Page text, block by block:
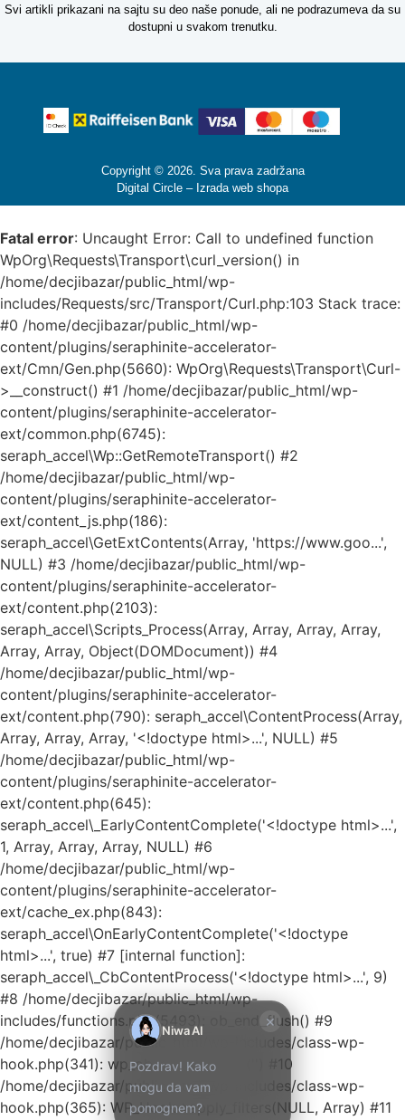
Svi artikli prikazani na sajtu su deo naše ponude, ali ne podrazumeva da su
dostupni u svakom trenutku.
Copyright © 2026. Sva prava zadržana
Digital Circle – Izrada web shopa
Kako mogu da
pomognem?
Zdravo! Ja sam
Niwa Ai
Asistent. Pitajte
me šta god o
ovom sajtu ili
mogu da
pomognem.
Fatal error: Uncaught Error: Call to undefined function
WpOrg\Requests\Transport\curl_version() in
/home/decjibazar/public_html/wp-
includes/Requests/src/Transport/Curl.php:103 Stack trace:
#0 /home/decjibazar/public_html/wp-
content/plugins/seraphinite-accelerator-
ext/Cmn/Gen.php(5660): WpOrg\Requests\Transport\Curl-
>__construct() #1 /home/decjibazar/public_html/wp-
content/plugins/seraphinite-accelerator-
ext/common.php(6745):
seraph_accel\Wp::GetRemoteTransport() #2
/home/decjibazar/public_html/wp-
content/plugins/seraphinite-accelerator-
ext/content_js.php(186):
seraph_accel\GetExtContents(Array, 'https://www.goo...',
NULL) #3 /home/decjibazar/public_html/wp-
content/plugins/seraphinite-accelerator-
ext/content.php(2103):
seraph_accel\Scripts_Process(Array, Array, Array, Array,
Array, Array, Object(DOMDocument)) #4
/home/decjibazar/public_html/wp-
content/plugins/seraphinite-accelerator-
ext/content.php(790): seraph_accel\ContentProcess(Array,
Array, Array, Array, '<!doctype html>...', NULL) #5
/home/decjibazar/public_html/wp-
content/plugins/seraphinite-accelerator-
ext/content.php(645):
seraph_accel\_EarlyContentComplete('<!doctype html>...',
1, Array, Array, Array, NULL) #6
/home/decjibazar/public_html/wp-
content/plugins/seraphinite-accelerator-
ext/cache_ex.php(843):
seraph_accel\OnEarlyContentComplete('<!doctype
html>...', true) #7 [internal function]:
seraph_accel\_CbContentProcess('<!doctype html>...', 9)
#8 /home/decjibazar/public_html/wp-
includes/functions.php(5493): ob_end_flush() #9
/home/decjibazar/public_html/wp-includes/class-wp-
hook.php(341): wp_ob_end_flush_all('') #10
/home/decjibazar/public_html/wp-includes/class-wp-
hook.php(365): WP_Hook->apply_filters(NULL, Array) #11
×
Niwa AI
Pozdrav! Kako
mogu da vam
pomognem?